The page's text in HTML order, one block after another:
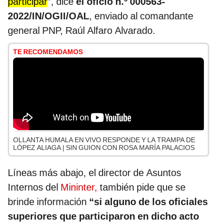
2022/IN/OGII/OAL, enviado al comandante
general PNP, Raúl Alfaro Alvarado.
TE RECOMENDAMOS
OLLANTA HUMALA EN VIVO RESPONDE Y LA TRAMPA DE
LÓPEZ ALIAGA | SIN GUION CON ROSA MARÍA PALACIOS
Líneas más abajo, el director de Asuntos
Internos del Mininter, también pide que se
brinde información “si alguno de los oficiales
superiores que participaron en dicho acto